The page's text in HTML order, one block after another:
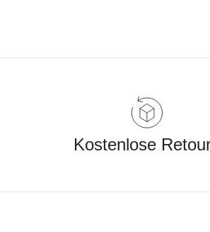
Kostenlose